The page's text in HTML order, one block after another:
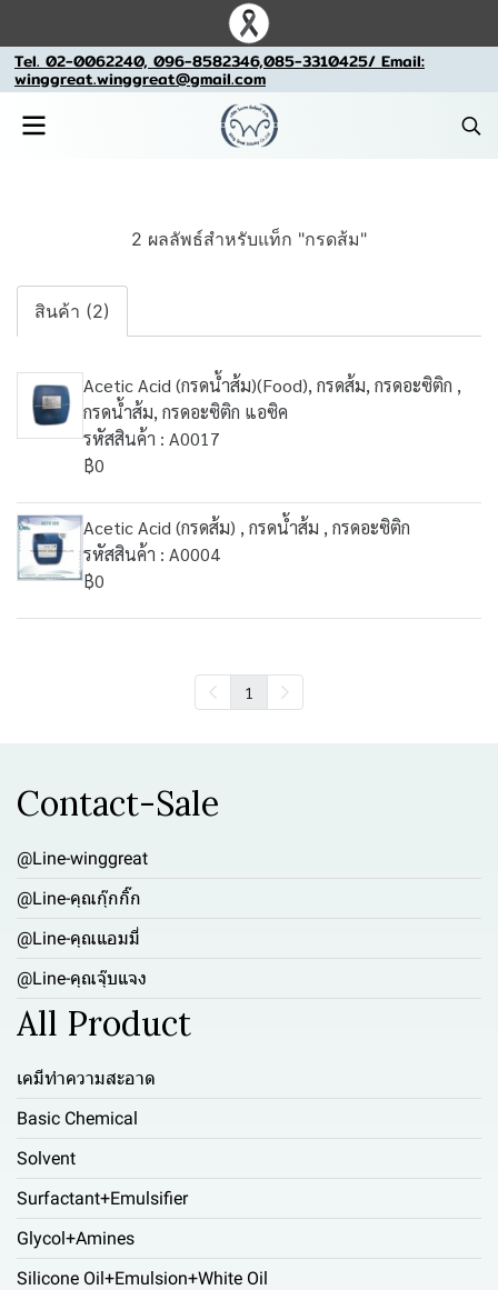
Tel. 02-0062240, 096-8582346,085-3310425/ Email:
winggreat.winggreat@gmail.com
2 ผลลัพธ์สำหรับแท็ก "กรดส้ม"
สินค้า (2)
Acetic Acid (กรดน้ำส้ม)(Food), กรดส้ม, กรดอะซิติก ,
กรดน้ำส้ม, กรดอะซิติก แอซิค
รหัสสินค้า : A0017
฿0
Acetic Acid (กรดส้ม) , กรดน้ำส้ม , กรดอะซิติก
รหัสสินค้า : A0004
฿0
1
Contact-Sale
@Line-winggreat
@Line-คุณกุ๊กกิ๊ก
@Line-คุณแอมมี่
@Line-คุณจุ๊บแจง
All Product
เคมีทำความสะอาด
Basic Chemical
Solvent
Surfactant+Emulsifier
Glycol+Amines
Silicone Oil+Emulsion+White Oil